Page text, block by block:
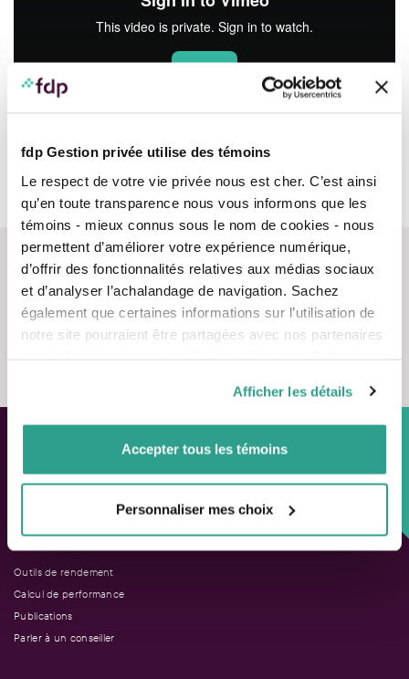
fdp Gestion privée utilise des témoins
Le respect de votre vie privée nous est cher. C’est ainsi
qu’en toute transparence nous vous informons que les
témoins - mieux connus sous le nom de cookies - nous
permettent d’améliorer votre expérience numérique,
d’offrir des fonctionnalités relatives aux médias sociaux
et d’analyser l’achalandage de navigation. Sachez
également que certaines informations sur l’utilisation de
notre site pourraient être partagées avec nos partenaires
vous leur auriez fournies ou qu’ils auraient collectées lors
de votre utilisation de leurs services.
Afficher les détails
Accepter tous les témoins
Personnaliser mes choix
Nous contacter
Approche personnalisée,
Solutions adaptées.
Outils de rendement
Calcul de performance
Publications
Parler à un conseiller